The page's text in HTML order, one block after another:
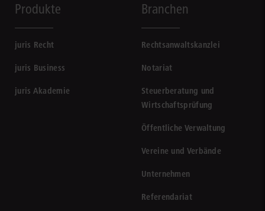
Produkte
juris Recht
juris Business
juris Akademie
Branchen
Rechtsanwaltskanzlei
Notariat
Steuerberatung und
Wirtschaftsprüfung
Öffentliche Verwaltung
Vereine und Verbände
Unternehmen
Referendariat